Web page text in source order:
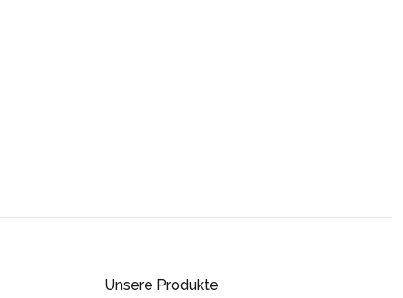
Unsere Produkte